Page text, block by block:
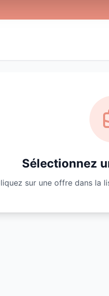
Sélectionnez
sur une offre dans la